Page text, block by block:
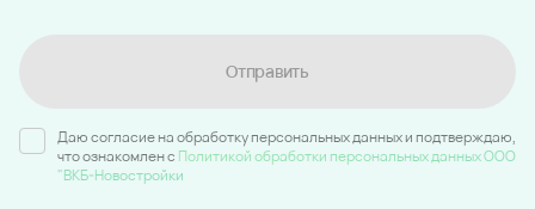
Отправить
Даю согласие на обработку персональных данных и подтверждаю,
что ознакомлен c Политикой обработки персональных данных ООО
"ВКБ-Новостройки